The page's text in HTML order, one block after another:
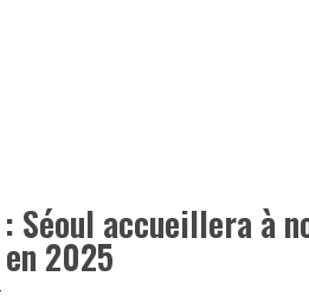
Séoul accueillera à
2025